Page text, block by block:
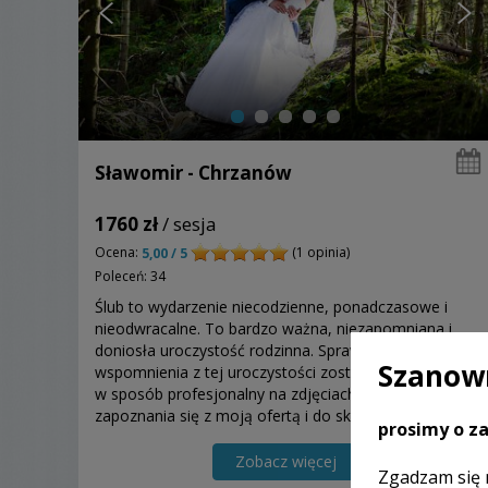
Sławomir - Chrzanów
1760 zł/ sesja
Ocena: 5,00 / 5
(1 opinia)
Poleceń: 34
Ślub to wydarzenie niecodzienne, ponadczasowe i
nieodwracalne. To bardzo ważna, niezapomniana i
doniosła uroczystość rodzinna. Sprawię, aby Wasze
wspomnienia z tej uroczystości zostały uwiecznione
w sposób profesjonalny na zdjęciach. Zapraszam do
zapoznania się z moją ofertą i do skorzystania z niej
Zobacz więcej
prosimy o
Zgadzam